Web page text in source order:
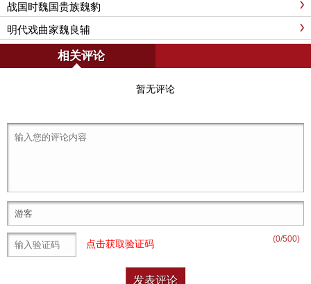
战国时魏国贵族魏豹
明代戏曲家魏良辅
相关评论
暂无评论
(0/500)
点击获取验证码